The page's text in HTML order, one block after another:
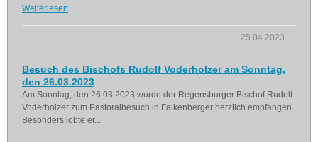
Weiterlesen
25.04.2023
Besuch des Bischofs Rudolf Voderholzer am Sonntag,
den 26.03.2023
Am Sonntag, den 26.03.2023 wurde der Regensburger Bischof Rudolf
Voderholzer zum Pastoralbesuch in Falkenberger herzlich empfangen.
Besonders lobte er...